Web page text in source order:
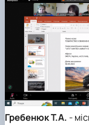
Гребенюк Т.А. -